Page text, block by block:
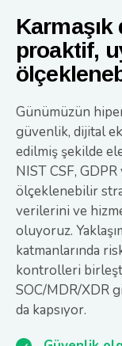
proaktif,
Günümüzün
güvenlik, dijital
edilmiş şekilde
NIST CSF,
ölçeklenebilir
verilerini ve
oluyoruz.
katmanlarında
kontrolleri
SOC/MDR/XDR
da kapsıyor.